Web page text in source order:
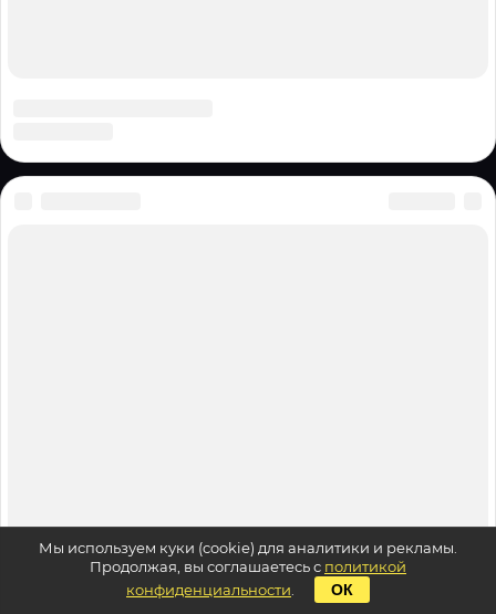
Мы используем куки (cookie) для аналитики и рекламы.
Продолжая, вы соглашаетесь с политикой
конфиденциальности
ОК